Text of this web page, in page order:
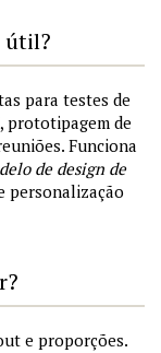
útil?
para testes de
prototipagem de
Funciona
de design de
personalização
e proporções.